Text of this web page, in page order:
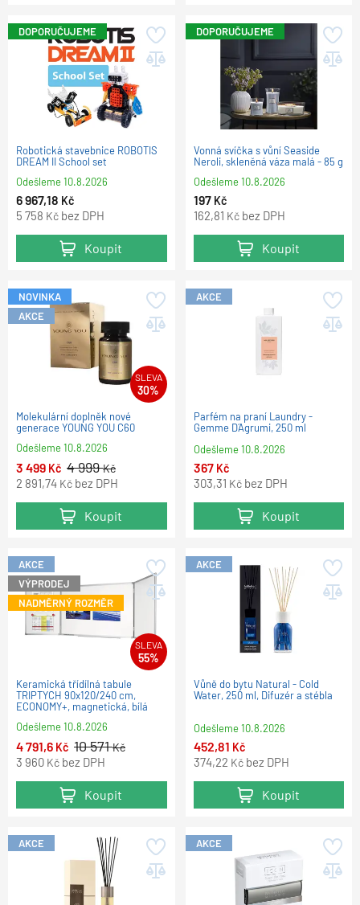
DOPORUČUJEME
Robotická stavebnice ROBOTIS
DREAM II School set
Odešleme10.8.2026
6 967,18 Kč
5 758 Kč bez DPH
Koupit
DOPORUČUJEME
Vonná svíčka s vůní Seaside
Neroli, skleněná váza malá - 85 g
Odešleme10.8.2026
197 Kč
162,81 Kč bez DPH
Koupit
NOVINKA
AKCE
SLEVA
30%
Molekulární doplněk nové
generace YOUNG YOU C60
Odešleme10.8.2026
3 499 Kč 4 999Kč
2 891,74 Kč bez DPH
Koupit
AKCE
Parfém na praní Laundry -
Gemme D´Agrumi, 250 ml
Odešleme10.8.2026
367 Kč
303,31 Kč bez DPH
Koupit
AKCE
VÝPRODEJ
NADMĚRNÝ ROZMĚR
SLEVA
55%
Keramická třídílná tabule
TRIPTYCH 90x120/240 cm,
ECONOMY+, magnetická, bílá
Odešleme10.8.2026
4 791,6 Kč 10 571Kč
3 960 Kč bez DPH
Koupit
AKCE
Vůně do bytu Natural - Cold
Water, 250 ml, Difuzér a stébla
Odešleme10.8.2026
452,81 Kč
374,22 Kč bez DPH
Koupit
AKCE AKCE